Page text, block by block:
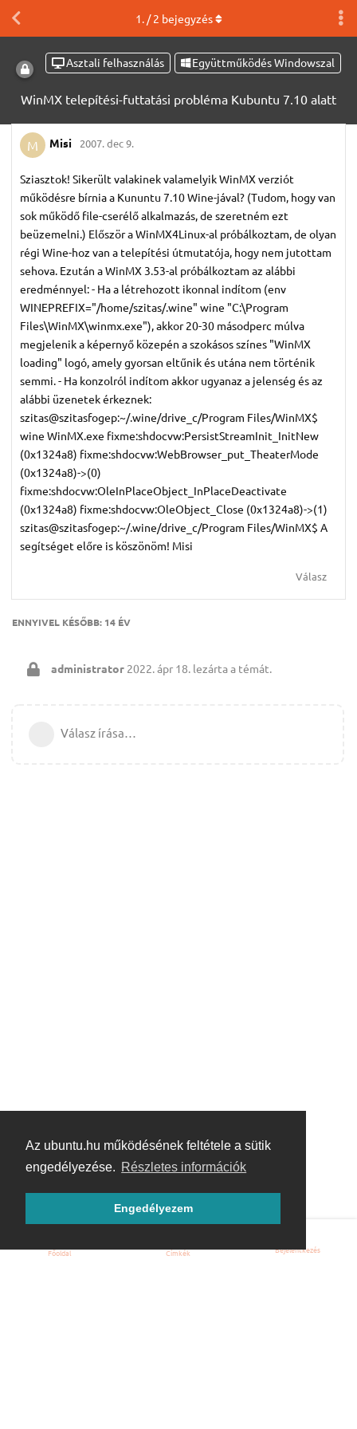
Az ubuntu.hu működésének feltétele a sütik
engedélyezése. Részletes információk
Engedélyezem
Asztali felhasználás Együttműködés Windowszal
WinMX telepítési-futtatási probléma Kubuntu 7.10 alatt
1. /2 bejegyzés
M Misi 2007. dec 9.
Sziasztok! Sikerült valakinek valamelyik WinMX verziót
működésre bírnia a Kununtu 7.10 Wine-jával? (Tudom, hogy van
sok működő file-cserélő alkalmazás, de szeretném ezt
beüzemelni.) Először a WinMX4Linux-al próbálkoztam, de olyan
régi Wine-hoz van a telepítési útmutatója, hogy nem jutottam
sehova. Ezután a WinMX 3.53-al próbálkoztam az alábbi
eredménnyel: - Ha a létrehozott ikonnal indítom (env
WINEPREFIX="/home/szitas/.wine" wine "C:\Program
Files\WinMX\winmx.exe"), akkor 20-30 másodperc múlva
megjelenik a képernyő közepén a szokásos színes "WinMX
loading" logó, amely gyorsan eltűnik és utána nem történik
semmi. - Ha konzolról indítom akkor ugyanaz a jelenség és az
alábbi üzenetek érkeznek:
szitas@szitasfogep:~/.wine/drive_c/Program Files/WinMX$
wine WinMX.exe fixme:shdocvw:PersistStreamInit_InitNew
(0x1324a8) fixme:shdocvw:WebBrowser_put_TheaterMode
(0x1324a8)->(0)
fixme:shdocvw:OleInPlaceObject_InPlaceDeactivate
(0x1324a8) fixme:shdocvw:OleObject_Close (0x1324a8)->(1)
szitas@szitasfogep:~/.wine/drive_c/Program Files/WinMX$ A
segítséget előre is köszönöm! Misi
Válasz
ENNYIVEL KÉSŐBB: 14 ÉV
administrator 2022. ápr 18. lezárta a témát.
Válasz írása…
Főoldal Címkék Bejelentkezés